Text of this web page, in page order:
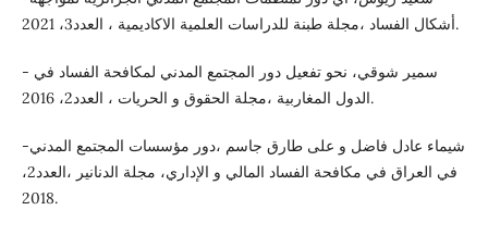
أشكال الفساد ،مجلة طبنة للدراسات العلمية الاكاديمية ، العدد3، 2021.
- سمير شوقي، نحو تفعيل دور المجتمع المدني لمكافحة الفساد في
الدول المغاربية ،مجلة الحقوق و الحريات ، العدد2، 2016.
-شيماء عادل فاضل و على طارق جاسم ،دور مؤسسات المجتمع المدني
في العراق في مكافحة الفساد المالي و الإداري، مجلة الدنانير ،العدد2،
2018.